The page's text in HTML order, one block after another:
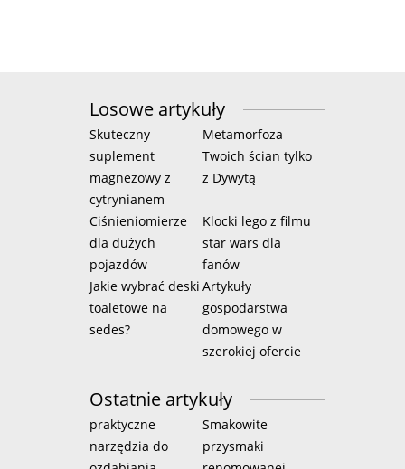
Losowe artykuły
Skuteczny
suplement
magnezowy z
cytrynianem
Metamorfoza
Twoich ścian tylko
z Dywytą
Ciśnieniomierze
dla dużych
pojazdów
Klocki lego z filmu
star wars dla
fanów
Jakie wybrać deski
toaletowe na
sedes?
Artykuły
gospodarstwa
domowego w
szerokiej ofercie
Ostatnie artykuły
praktyczne
narzędzia do
Smakowite
przysmaki